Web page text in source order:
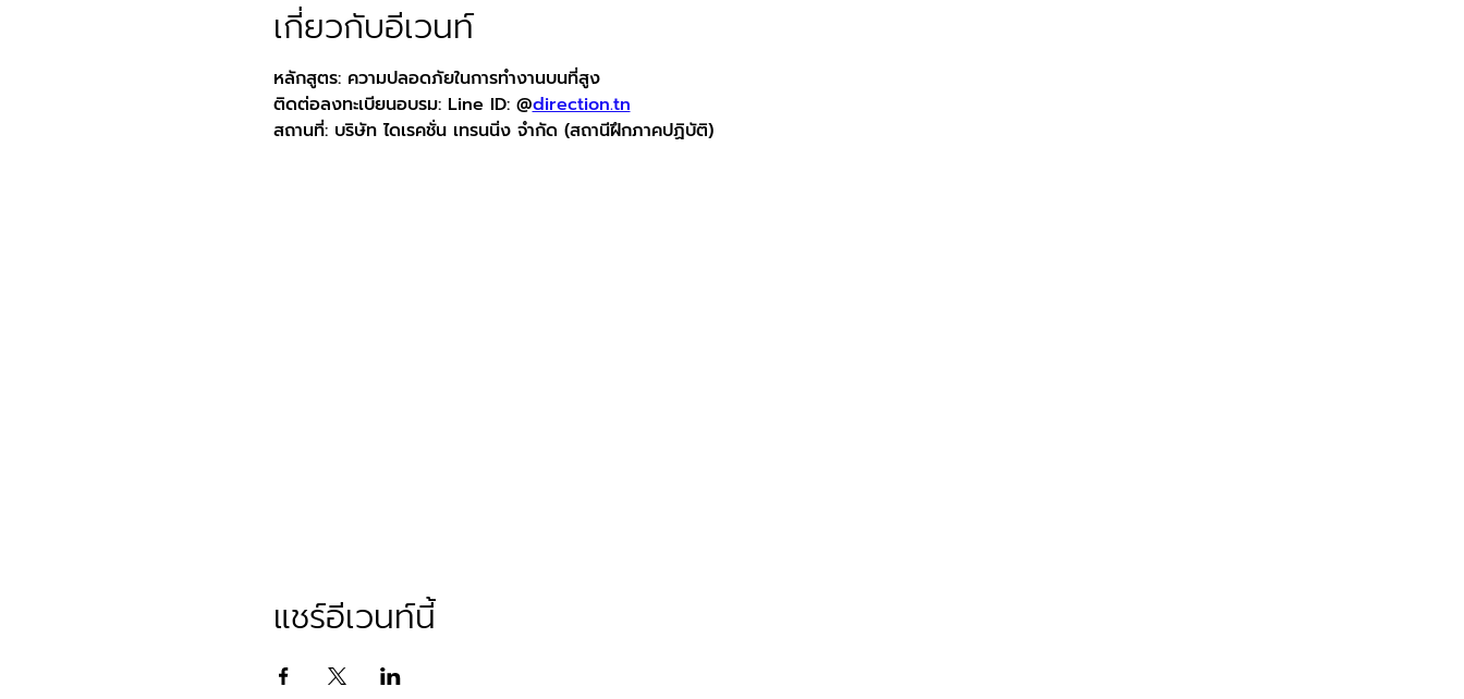
เกี่ยวกับอีเวนท์
หลักสูตร: ความปลอดภัยในการทำงานบนที่สูง
ติดต่อลงทะเบียนอบรม: Line ID: @direction.tn
สถานที่: บริษัท ไดเรคชั่น เทรนนิ่ง จำกัด (สถานีฝึกภาคปฏิบัติ)
แชร์อีเวนท์นี้